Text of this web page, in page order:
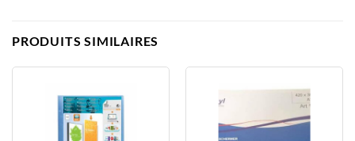
PRODUITS SIMILAIRES